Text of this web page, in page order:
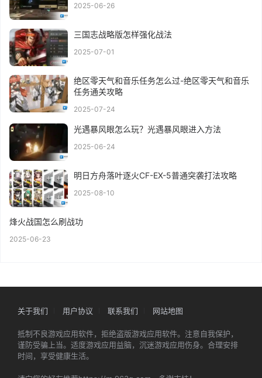
2025-06-26
三国志战略版怎样强化战法
2025-07-01
绝区零天气和音乐任务怎么过-绝区零天气和音乐
任务通关攻略
2025-07-24
光遇暴风眼怎么玩？光遇暴风眼进入方法
2025-06-24
明日方舟落叶逐火CF-EX-5普通突袭打法攻略
2025-08-10
烽火战国怎么刷战功
2025-06-23
关于我们 用户协议 联系我们 网站地图
抵制不良游戏应用软件，拒绝盗版游戏应用软件。注意自我保护，
谨防受骗上当。适度游戏应用益脑，沉迷游戏应用伤身。合理安排
时间，享受健康生活。